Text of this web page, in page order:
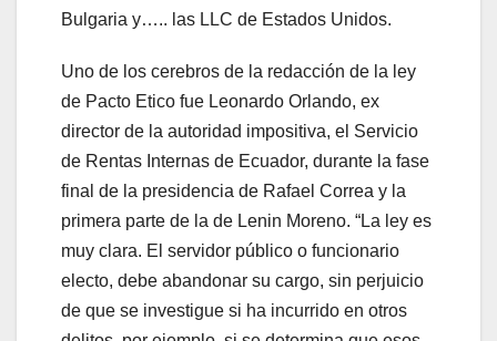
Bulgaria y….. las LLC de Estados Unidos.
Uno de los cerebros de la redacción de la ley
de Pacto Etico fue Leonardo Orlando, ex
director de la autoridad impositiva, el Servicio
de Rentas Internas de Ecuador, durante la fase
final de la presidencia de Rafael Correa y la
primera parte de la de Lenin Moreno. “La ley es
muy clara. El servidor público o funcionario
electo, debe abandonar su cargo, sin perjuicio
de que se investigue si ha incurrido en otros